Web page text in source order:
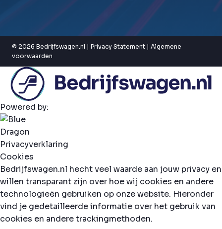
© 2026 Bedrijfswagen.nl | Privacy Statement | Algemene
voorwaarden
Powered by:
Privacyverklaring
Cookies
Bedrijfswagen.nl hecht veel waarde aan jouw privacy en
willen transparant zijn over hoe wij cookies en andere
technologieën gebruiken op onze website. Hieronder
vind je gedetailleerde informatie over het gebruik van
cookies en andere trackingmethoden.